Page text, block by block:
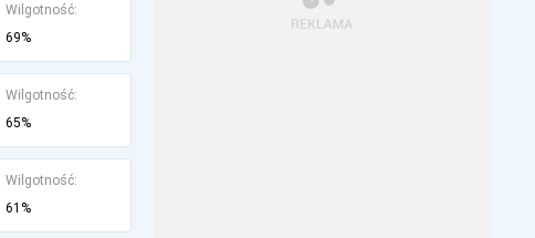
Wilgotność:
69%
Wilgotność:
65%
Wilgotność:
61%